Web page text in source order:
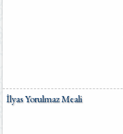
İlyas Yorulmaz Meali